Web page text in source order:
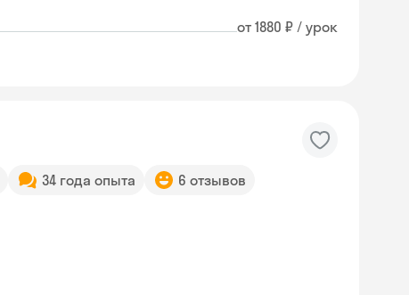
от 1880 ₽ / урок
34 года опыта 6 отзывов